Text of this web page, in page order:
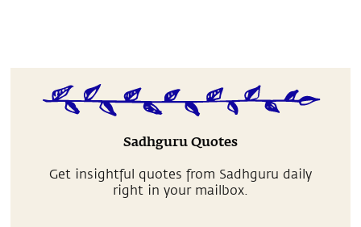
Sadhguru Quotes
Get insightful quotes from Sadhguru daily
right in your mailbox.